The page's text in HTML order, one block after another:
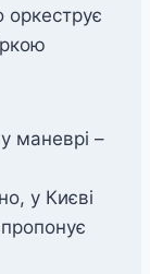
оркеструє
маневрі –
у Києві